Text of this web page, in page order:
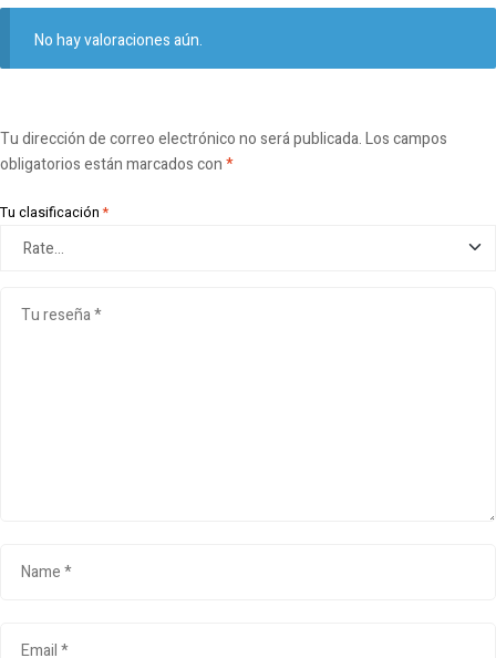
No hay valoraciones aún.
Tu dirección de correo electrónico no será publicada.Los campos
obligatorios están marcados con*
Tu clasificación*